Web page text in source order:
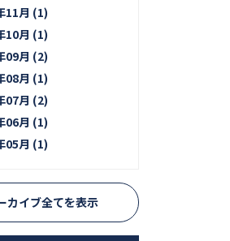
11月 (1)
10月 (1)
09月 (2)
08月 (1)
07月 (2)
06月 (1)
05月 (1)
カイブ全てを表示